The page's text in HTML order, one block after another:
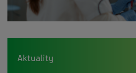
Aktuality